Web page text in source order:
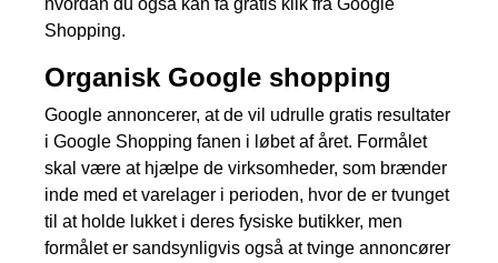
Shopping.
Organisk Google shopping
Google annoncerer, at de vil udrulle gratis resultater
i Google Shopping fanen i løbet af året. Formålet
skal være at hjælpe de virksomheder, som brænder
inde med et varelager i perioden, hvor de er tvunget
til at holde lukket i deres fysiske butikker, men
formålet er sandsynligvis også at tvinge annoncører